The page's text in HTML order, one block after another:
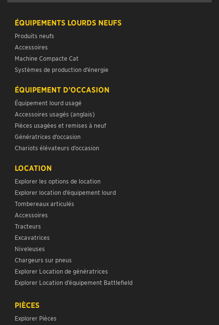
ÉQUIPEMENTS LOURDS NEUFS
Produits neufs
Accessoires
Machine Compacte Cat
Systèmes de production d’énergie
ÉQUIPEMENT D’OCCASION
Équipement lourd usagé
Accessoires usagés (anglais)
Pièces usagées et remises à neuf
Génératrices d’occasion
Chariots élévateurs d’occasion
LOCATION
Explorer les options de location
Explorer location d’équipement lourd
Tombereaux articulés
Accessoires
Tracteurs
Excavatrices
Niveleuses
Chargeurs sur pneus
Explorer Location de génératrices
Explorer Location d’équipement Battlefield
PIÈCES
Explorer Pièces